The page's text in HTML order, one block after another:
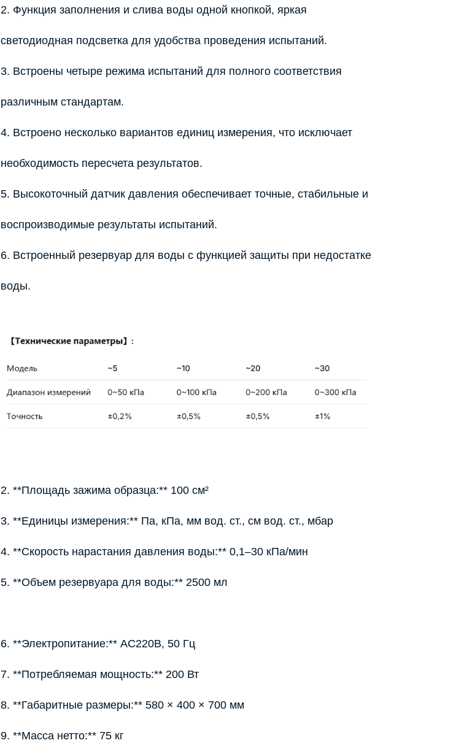
2. Функция заполнения и слива воды одной кнопкой, яркая
светодиодная подсветка для удобства проведения испытаний.
3. Встроены четыре режима испытаний для полного соответствия
различным стандартам.
4. Встроено несколько вариантов единиц измерения, что исключает
необходимость пересчета результатов.
5. Высокоточный датчик давления обеспечивает точные, стабильные и
воспроизводимые результаты испытаний.
6. Встроенный резервуар для воды с функцией защиты при недостатке
воды.
2. **Площадь зажима образца:** 100 см²
3. **Единицы измерения:** Па, кПа, мм вод. ст., см вод. ст., мбар
4. **Скорость нарастания давления воды:** 0,1–30 кПа/мин
5. **Объем резервуара для воды:** 2500 мл
6. **Электропитание:** AC220В, 50 Гц
7. **Потребляемая мощность:** 200 Вт
8. **Габаритные размеры:** 580 × 400 × 700 мм
9. **Масса нетто:** 75 кг